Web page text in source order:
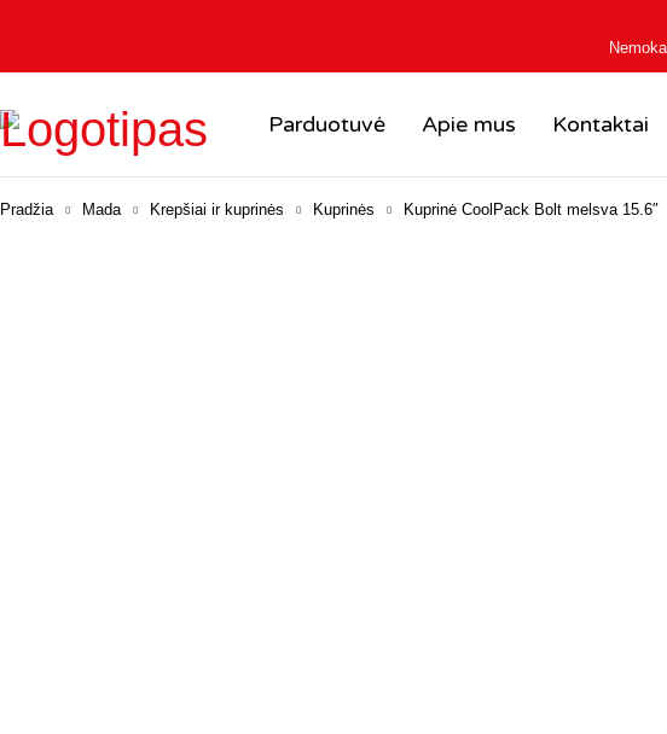
Parduotuvė Apie mus Kontaktai
Pradžia Mada Krepšiai ir kuprinės Kuprinės Kuprinė CoolPack Bolt melsva 15.6″